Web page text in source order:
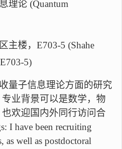
理论 (Quantum
主楼， E703-5 (Shahe
5)
量子信息理论方面的研究
专业背景可以是数学，物
也欢迎国内外同行访问合
I have been recruiting
as well as postdoctoral